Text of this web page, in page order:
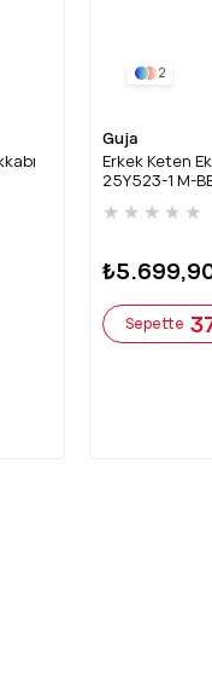
2
Guja
Erkek Keten
25Y523-1 M-
★ ★ ★ ★ ★
Sepette